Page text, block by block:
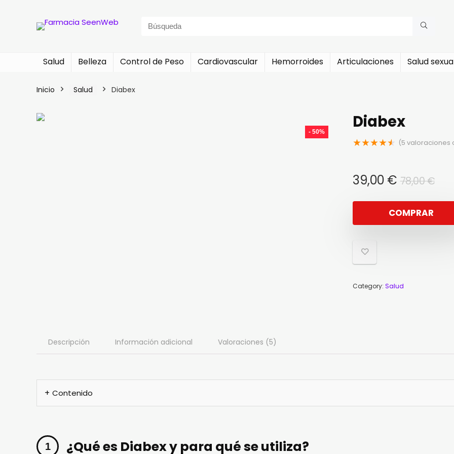
Search
Salud Belleza Control de Peso Cardiovascular Hemorroides Articulaciones Salud
Inicio Salud Diabex
- 50% Diabex
★★★★★ (5 valoraciones
78,00€El
39,00 €
El
es:
COMPRAR
Category: Salud
Descripción Información adicional Valoraciones (5)
Contenido
¿Qué es Diabex y para qué se utiliza?